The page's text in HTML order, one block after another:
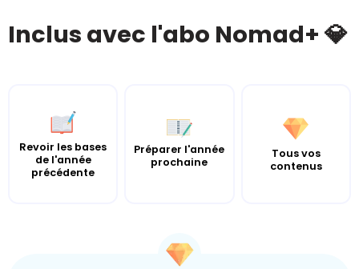
Inclus avec l'abo Nomad+ 💎
Revoir les bases
de l'année
précédente
Préparer l'année
prochaine
Tous vos
contenus